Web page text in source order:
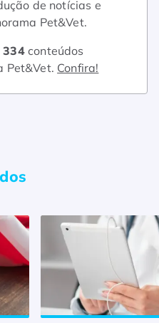
de notícias e
Pet&Vet.
334conteúdos
Pet&Vet. Confira!